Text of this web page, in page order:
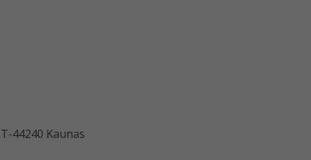
44240 Kaunas